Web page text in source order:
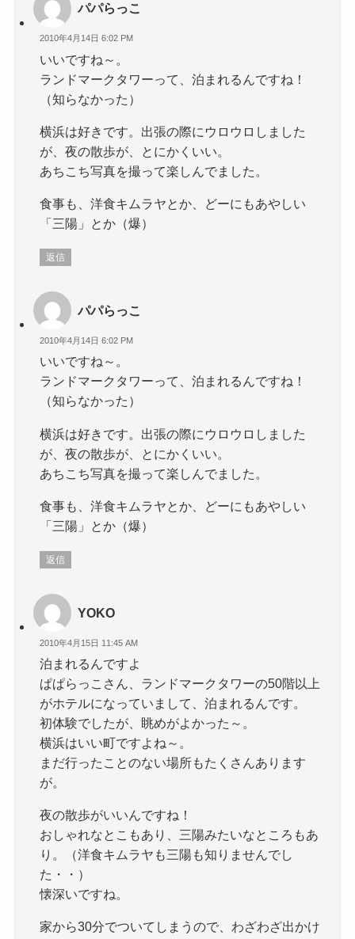
パパらっこ
2010年4月14日 6:02 PM
いいですね～。
ランドマークタワーって、泊まれるんですね！
（知らなかった）
横浜は好きです。出張の際にウロウロしました
が、夜の散歩が、とにかくいい。
あちこち写真を撮って楽しんでました。
食事も、洋食キムラヤとか、どーにもあやしい
「三陽」とか（爆）
返信
パパらっこ
2010年4月14日 6:02 PM
いいですね～。
ランドマークタワーって、泊まれるんですね！
（知らなかった）
横浜は好きです。出張の際にウロウロしました
が、夜の散歩が、とにかくいい。
あちこち写真を撮って楽しんでました。
食事も、洋食キムラヤとか、どーにもあやしい
「三陽」とか（爆）
返信
YOKO
2010年4月15日 11:45 AM
泊まれるんですよ
ぱぱらっこさん、ランドマークタワーの50階以上
がホテルになっていまして、泊まれるんです。
初体験でしたが、眺めがよかった～。
横浜はいい町ですよね～。
まだ行ったことのない場所もたくさんあります
が。
夜の散歩がいいんですね！
おしゃれなとこもあり、三陽みたいなところもあ
り。（洋食キムラヤも三陽も知りませんでし
た・・）
懐深いですね。
家から30分でついてしまうので、わざわざ出かけ